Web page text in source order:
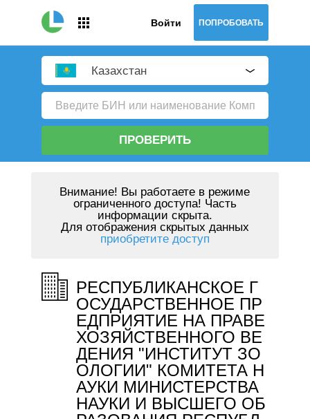
Войти ПОПРОБОВАТЬ
Казахстан
ПРОВЕРИТЬ
Внимание! Вы работаете в режиме
ограниченного доступа! Часть
информации скрыта.
Для отображения скрытых данных
приобретите доступ
РЕСПУБЛИКАНСКОЕ Г
ОСУДАРСТВЕННОЕ ПР
ЕДПРИЯТИЕ НА ПРАВЕ
ХОЗЯЙСТВЕННОГО ВЕ
ДЕНИЯ "ИНСТИТУТ ЗО
ОЛОГИИ" КОМИТЕТА Н
АУКИ МИНИСТЕРСТВА
НАУКИ И ВЫСШЕГО ОБ